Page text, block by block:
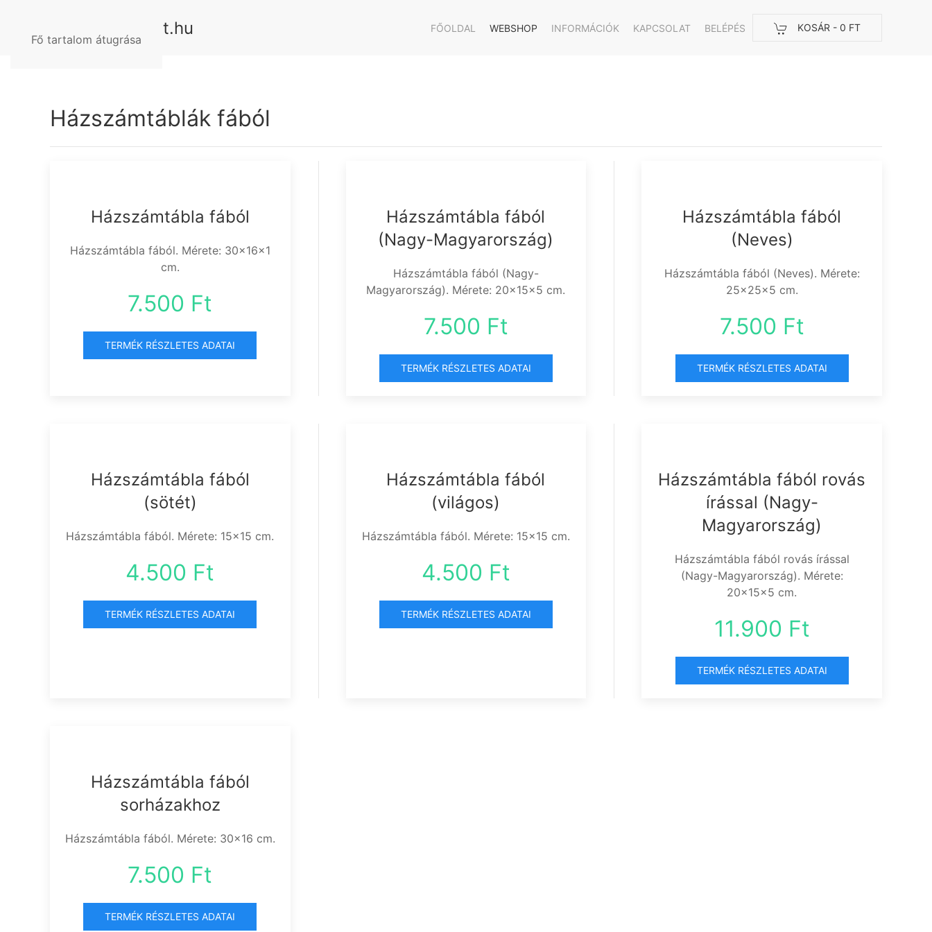
Fő tartalom átugrása
FŐOLDAL WEBSHOP INFORMÁCIÓK KAPCSOLAT BELÉPÉS KOSÁR - 0 FT
Házszámtáblák fából
Házszámtábla fából
Házszámtábla fából. Mérete: 30x16x1
cm.
7.500 Ft
TERMÉK RÉSZLETES ADATAI
Házszámtábla fából
(Nagy-Magyarország)
Házszámtábla fából (Nagy-
Magyarország). Mérete: 20x15x5 cm.
7.500 Ft
TERMÉK RÉSZLETES ADATAI
Házszámtábla fából
(Neves)
Házszámtábla fából (Neves). Mérete:
25x25x5 cm.
7.500 Ft
TERMÉK RÉSZLETES ADATAI
Házszámtábla fából
(sötét)
Házszámtábla fából. Mérete: 15x15 cm.
4.500 Ft
TERMÉK RÉSZLETES ADATAI
Házszámtábla fából
(világos)
Házszámtábla fából. Mérete: 15x15 cm.
4.500 Ft
TERMÉK RÉSZLETES ADATAI
Házszámtábla fából rovás
írással (Nagy-
Magyarország)
Házszámtábla fából rovás írással
(Nagy-Magyarország). Mérete:
20x15x5 cm.
11.900 Ft
TERMÉK RÉSZLETES ADATAI
Házszámtábla fából
sorházakhoz
Házszámtábla fából. Mérete: 30x16 cm.
7.500 Ft
TERMÉK RÉSZLETES ADATAI